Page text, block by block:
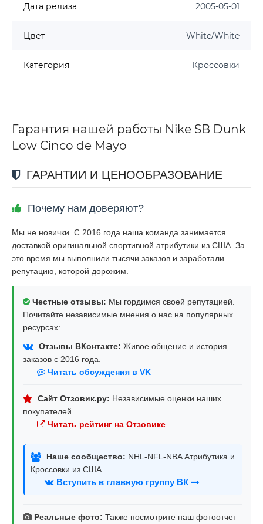
Дата релиза 2005-05-01
Цвет White/White
Категория Кроссовки
Гарантия нашей работы Nike SB Dunk
Low Cinco de Mayo
ГАРАНТИИ И ЦЕНООБРАЗОВАНИЕ
Почему нам доверяют?
Мы не новички. С 2016 года наша команда занимается
доставкой оригинальной спортивной атрибутики из США. За
это время мы выполнили тысячи заказов и заработали
репутацию, которой дорожим.
Честные отзывы: Мы гордимся своей репутацией.
Почитайте независимые мнения о нас на популярных
ресурсах:
Отзывы ВКонтакте: Живое общение и история
заказов с 2016 года.
Читать обсуждения в VK
Сайт Отзовик.ру: Независимые оценки наших
покупателей.
Читать рейтинг на Отзовике
Наше сообщество: NHL-NFL-NBA Атрибутика и
Кроссовки из США
Вступить в главную группу ВК
Реальные фото: Также посмотрите наш фотоотчет